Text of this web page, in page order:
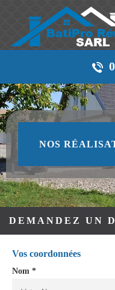
NOS
DEMANDEZ UN
Vos coordonnées
Nom *